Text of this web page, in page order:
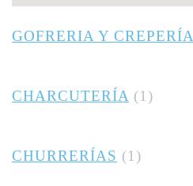
GOFRERIA Y CREPERÍA
CHARCUTERÍA (1)
CHURRERÍAS (1)